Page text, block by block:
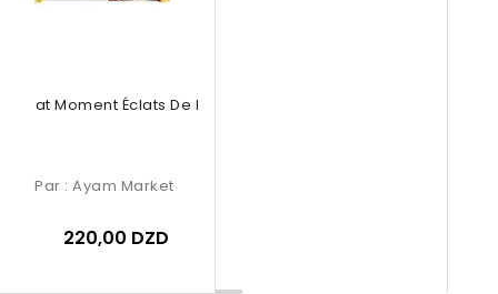
Moment Éclats De Biscuits
Par : Ayam Market
220,00 DZD